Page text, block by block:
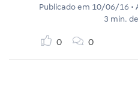
Publicado em 10/06/16 •
3 min.
0 0